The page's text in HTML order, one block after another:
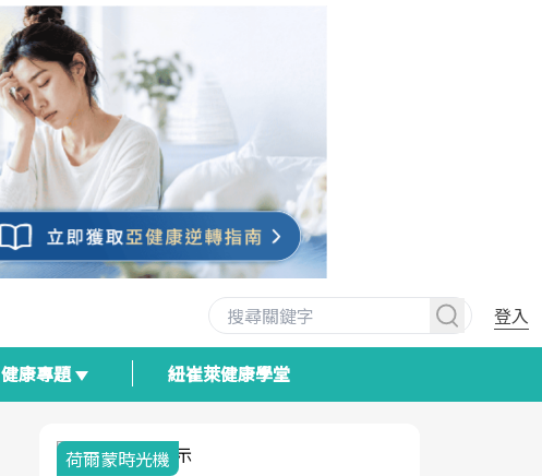
登入
健康專題 紐崔萊健康學堂
荷爾蒙時光機